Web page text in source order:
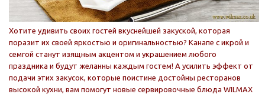
Хотите удивить своих гостей вкуснейшей закуской, которая
поразит их своей яркостью и оригинальностью? Канапе с икрой и
семгой станут изящным акцентом и украшением любого
праздника и будут желанны каждым гостем! А усилить эффект от
подачи этих закусок, которые поистине достойны ресторанов
высокой кухни, вам помогут новые сервировочные блюда WILMAX